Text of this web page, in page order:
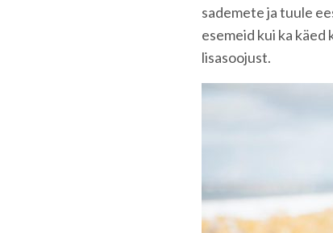
sademete ja tuule
esemeid kui ka käed
lisasoojust.